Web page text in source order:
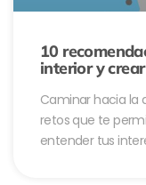
10
interior y
Caminar hacia la
retos que te
entender tus